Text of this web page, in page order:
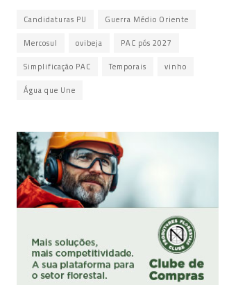
Candidaturas PU Guerra Médio Oriente
Mercosul ovibeja PAC pós 2027
Simplificação PAC Temporais vinho
Água que Une